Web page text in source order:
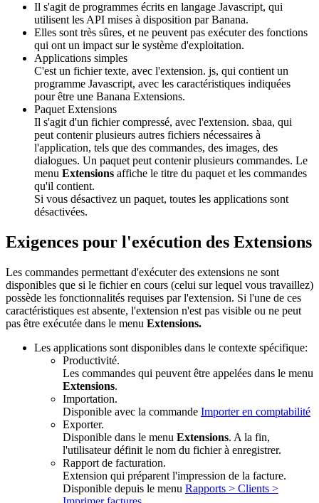
Il s'agit de programmes écrits en langage Javascript, qui
utilisent les API mises à disposition par Banana.
Elles sont très sûres, et ne peuvent pas exécuter des fonctions
qui ont un impact sur le système d'exploitation.
Applications simples
C'est un fichier texte, avec l'extension. js, qui contient un
programme Javascript, avec les caractéristiques indiquées
pour être une Banana Extensions.
Paquet Extensions
Il s'agit d'un fichier compressé, avec l'extension. sbaa, qui
peut contenir plusieurs autres fichiers nécessaires à
l'application, tels que des commandes, des images, des
dialogues. Un paquet peut contenir plusieurs commandes. Le
menu Extensions affiche le titre du paquet et les commandes
qu'il contient.
Si vous désactivez un paquet, toutes les applications sont
désactivées.
Exigences pour l'exécution des Extensions
Les commandes permettant d'exécuter des extensions ne sont
disponibles que si le fichier en cours (celui sur lequel vous travaillez)
possède les fonctionnalités requises par l'extension. Si l'une de ces
caractéristiques est absente, l'extension n'est pas visible ou ne peut
pas être exécutée dans le menu Extensions.
Les applications sont disponibles dans le contexte spécifique:
Productivité.
Les commandes qui peuvent être appelées dans le menu
Extensions.
Importation.
Disponible avec la commande Importer en comptabilité
Exporter.
Disponible dans le menu Extensions. A la fin,
l'utilisateur définit le nom du fichier à enregistrer.
Rapport de facturation.
Extension qui préparent l'impression de la facture.
Disponible depuis le menu Rapports > Clients >